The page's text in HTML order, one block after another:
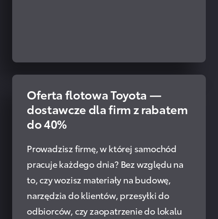
PRZECZYTAJ
Oferta flotowa Toyota —
dostawcze dla firm z rabatem
do 40%
Prowadzisz firmę, w której samochód
pracuje każdego dnia? Bez względu na
to, czy wozisz materiały na budowę,
narzędzia do klientów, przesyłki do
odbiorców, czy zaopatrzenie do lokalu